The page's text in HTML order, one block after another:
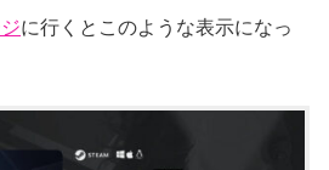
に行くとこのような表示になっ